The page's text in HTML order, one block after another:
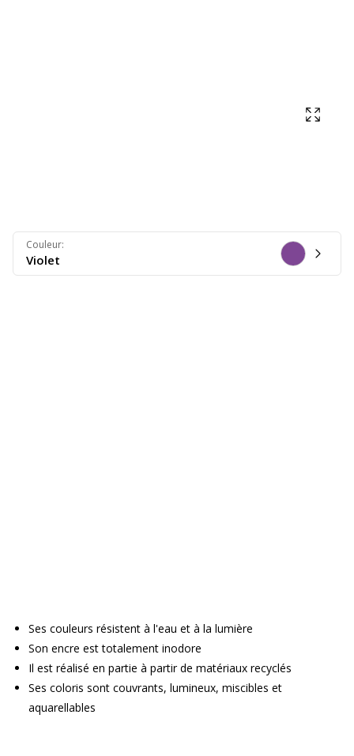
Couleur:
Violet
Ses couleurs résistent à l'eau et à la lumière
Son encre est totalement inodore
Il est réalisé en partie à partir de matériaux recyclés
Ses coloris sont couvrants, lumineux, miscibles et
aquarellables